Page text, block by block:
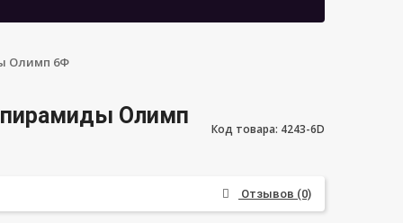
Олимп 6Ф
Олимп
Код товара: 4243-6D
Отзывов (0)